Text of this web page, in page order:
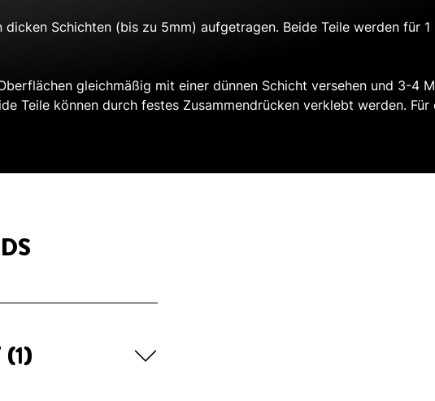
Schichten (bis zu 5mm) aufgetragen. Beide Teile werden für
gleichmäßig mit einer dünnen Schicht versehen und 3-4
Teile können durch festes Zusammendrücken verklebt werden.
(1)